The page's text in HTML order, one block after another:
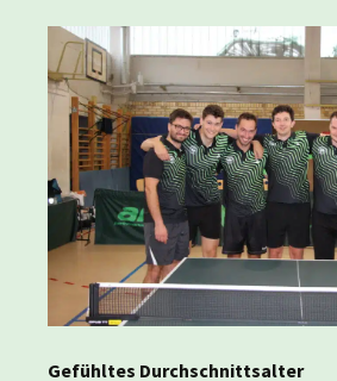
Gefühltes Durchschnittsalter